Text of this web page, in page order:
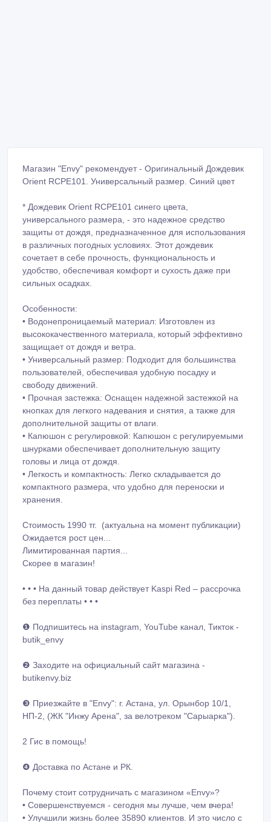
Магазин "Envy" рекомендует - Оригинальный Дождевик
Orient RCPE101. Универсальный размер. Синий цвет
*️ Дождевик Orient RCPE101 синего цвета,
универсального размера, - это надежное средство
защиты от дождя, предназначенное для использования
в различных погодных условиях. Этот дождевик
сочетает в себе прочность, функциональность и
удобство, обеспечивая комфорт и сухость даже при
сильных осадках.
Особенности:
• Водонепроницаемый материал: Изготовлен из
высококачественного материала, который эффективно
защищает от дождя и ветра.
• Универсальный размер: Подходит для большинства
пользователей, обеспечивая удобную посадку и
свободу движений.
• Прочная застежка: Оснащен надежной застежкой на
кнопках для легкого надевания и снятия, а также для
дополнительной защиты от влаги.
• Капюшон с регулировкой: Капюшон с регулируемыми
шнурками обеспечивает дополнительную защиту
головы и лица от дождя.
• Легкость и компактность: Легко складывается до
компактного размера, что удобно для переноски и
хранения.
Стоимость 1990 тг. (актуальна на момент публикации)
Ожидается рост цен...
Лимитированная партия...
Скорее в магазин!
• • • На данный товар действует Kaspi Red – рассрочка
без переплаты • • •
❶ Подпишитесь на instagram, YouTube канал, Тикток -
butik_envy
❷ Заходите на официальный сайт магазина -
butikenvy.biz
❸ Приезжайте в "Envy": г. Астана, ул. Орынбор 10/1,
НП-2, (ЖК "Инжу Арена", за велотреком "Сарыарка").
2 Гис в помощь!
❹ Доставка по Астане и РК.
Почему стоит сотрудничать с магазином «Envy»?
• Совершенствуемся - сегодня мы лучше, чем вчера!
• Улучшили жизнь более 35890 клиентов. И это число с